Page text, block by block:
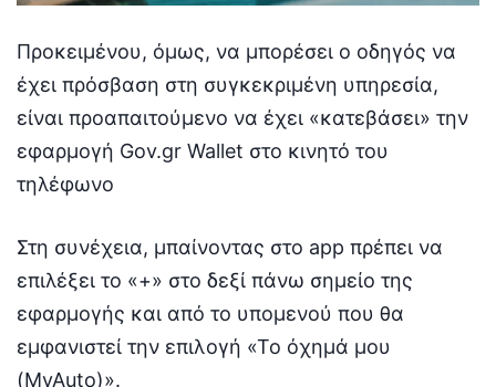
Προκειμένου, όμως, να μπορέσει ο οδηγός να
έχει πρόσβαση στη συγκεκριμένη υπηρεσία,
είναι προαπαιτούμενο να έχει «κατεβάσει» την
εφαρμογή Gov.gr Wallet στο κινητό του
τηλέφωνο
Στη συνέχεια, μπαίνοντας στο app πρέπει να
επιλέξει το «+» στο δεξί πάνω σημείο της
εφαρμογής και από το υπομενού που θα
εμφανιστεί την επιλογή «Το όχημά μου
(MyAuto)».